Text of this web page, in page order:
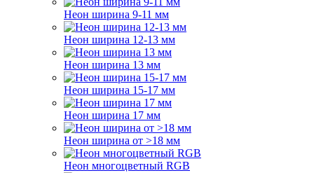
Неон ширина 9-11 мм
Неон ширина 12-13 мм
Неон ширина 13 мм
Неон ширина 15-17 мм
Неон ширина 17 мм
Неон ширина от >18 мм
Неон многоцветный RGB